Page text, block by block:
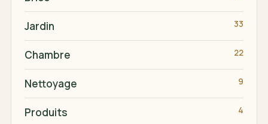
Jardin 33
Chambre 22
Nettoyage 9
Produits 4